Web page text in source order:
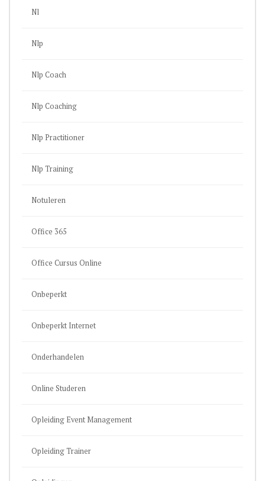
Nl
Nlp
Nlp Coach
Nlp Coaching
Nlp Practitioner
Nlp Training
Notuleren
Office 365
Office Cursus Online
Onbeperkt
Onbeperkt Internet
Onderhandelen
Online Studeren
Opleiding Event Management
Opleiding Trainer